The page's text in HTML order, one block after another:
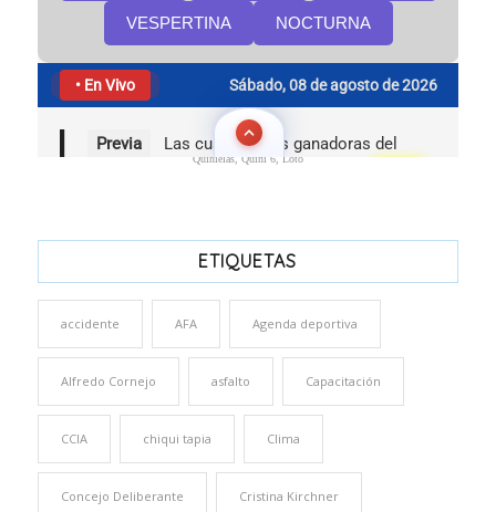
Quinielas, Quini 6, Loto
ETIQUETAS
accidente AFA Agenda deportiva
Alfredo Cornejo asfalto Capacitación
CCIA chiqui tapia Clima
Concejo Deliberante Cristina Kirchner